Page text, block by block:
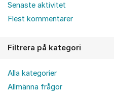
Senaste aktivitet
Flest kommentarer
Filtrera på kategori
Alla kategorier
Allmänna frågor